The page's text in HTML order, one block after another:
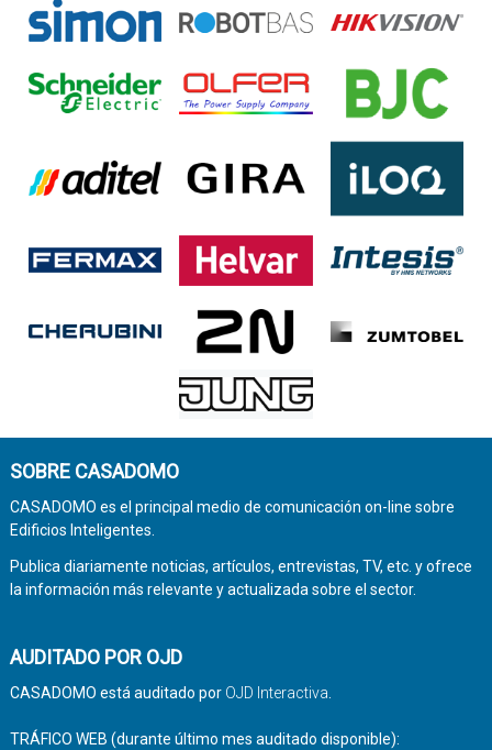
SOBRE CASADOMO
CASADOMO es el principal medio de comunicación on-line sobre
Edificios Inteligentes.
Publica diariamente noticias, artículos, entrevistas, TV, etc. y ofrece
la información más relevante y actualizada sobre el sector.
AUDITADO POR OJD
CASADOMO está auditado por OJD Interactiva
TRÁFICO WEB (durante último mes auditado disponible):